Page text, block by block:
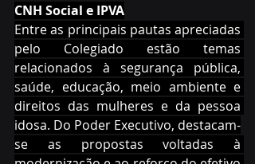
CNH Social e IPVA
Entre as principais pautas apreciadas
pelo Colegiado estão temas
relacionados à segurança pública,
saúde, educação, meio ambiente e
direitos das mulheres e da pessoa
idosa. Do Poder Executivo, destacam-
se as propostas voltadas à